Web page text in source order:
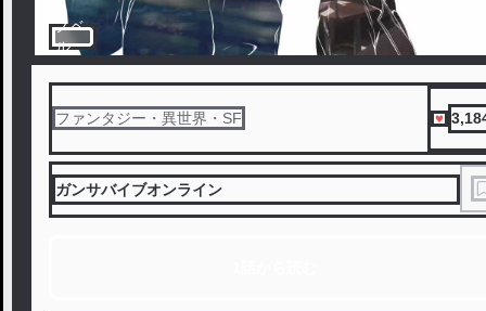
ノベ
ル
ファンタジー・異世界・SF
ガンサバイブオンライン